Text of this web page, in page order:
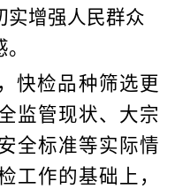
实增强人民群众
快检品种筛选更
监管现状、大宗
全标准等实际情
工作的基础上，